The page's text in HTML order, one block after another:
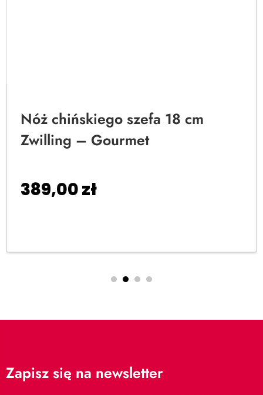
Nóż chińskiego szefa 18 cm
Zwilling – Gourmet
389,00zł
Zapisz się na newsletter